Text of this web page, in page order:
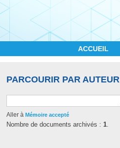
ACCUEIL
PARCOURIR PAR AUTEUR
Aller à Mémoire accepté
Nombre de documents archivés : 1.